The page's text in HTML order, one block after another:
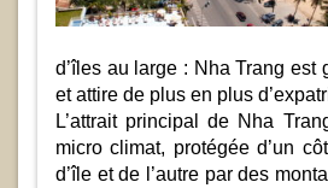
d’îles au large : Nha Trang est
et attire de plus en plus
L’attrait principal de Nha
micro climat, protégée d’un
d’île et de l’autre par des